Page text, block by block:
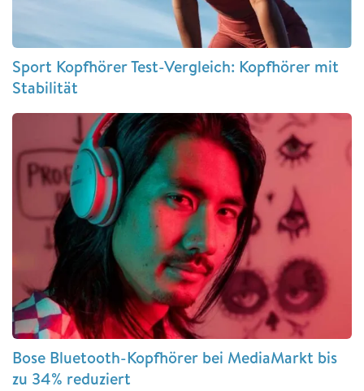
Sport Kopfhörer Test-Vergleich: Kopfhörer mit
Stabilität
Bose Bluetooth-Kopfhörer bei MediaMarkt bis
zu 34% reduziert